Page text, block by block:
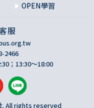
OPEN學習
服
2466
；13:30～18:00
. All rights reserved